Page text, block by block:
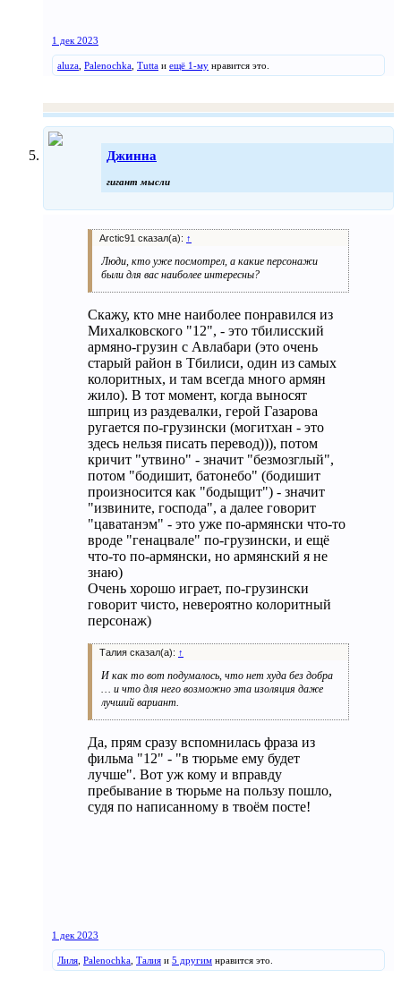
1 дек 2023
aluza Palenochka Tutta и ещё 1-му нравится это.
Джинна
гигант мысли
Arctic91 сказал(а): ↑
Люди, кто уже посмотрел, а какие персонажи
были для вас наиболее интересны?
Скажу, кто мне наиболее понравился из
Михалковского "12", - это тбилисский
армяно-грузин с Авлабари (это очень
старый район в Тбилиси, один из самых
колоритных, и там всегда много армян
жило). В тот момент, когда выносят
шприц из раздевалки, герой Газарова
ругается по-грузински (могитхан - это
здесь нельзя писать перевод))), потом
кричит "утвино" - значит "безмозглый",
потом "бодишит, батонебо" (бодишит
произносится как "бодыщит") - значит
"извините, господа", а далее говорит
"цаватанэм" - это уже по-армянски что-то
вроде "генацвале" по-грузински, и ещё
что-то по-армянски, но армянский я не
знаю)
Очень хорошо играет, по-грузински
говорит чисто, невероятно колоритный
персонаж)
Талия сказал(а): ↑
И как то вот подумалось, что нет худа без добра
… и что для него возможно эта изоляция даже
лучший вариант.
Да, прям сразу вспомнилась фраза из
фильма "12" - "в тюрьме ему будет
лучше". Вот уж кому и вправду
пребывание в тюрьме на пользу пошло,
судя по написанному в твоём посте!
1 дек 2023
Лиля Palenochka Талия и 5 другим нравится это.